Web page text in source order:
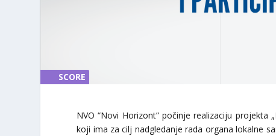
SCORE
SCORE
NVO “Novi Horizont” počinje realizaciju projekta
koji ima za cilj nadgledanje rada organa lokalne